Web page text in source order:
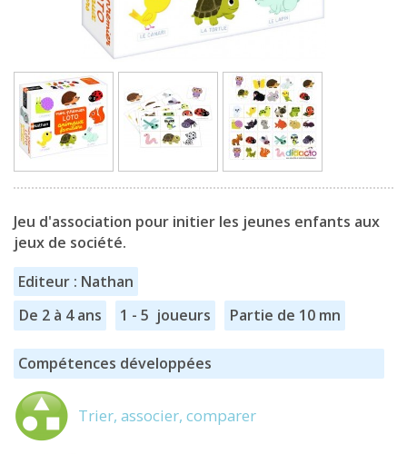
Jeu d'association pour initier les jeunes enfants aux
jeux de société.
Editeur : Nathan
De 2 à 4 ans
1 - 5 joueurs Partie de 10 mn
Compétences développées
Trier, associer, comparer